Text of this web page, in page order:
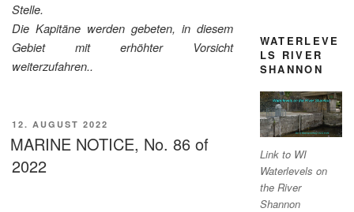
Stelle.
Die Kapitäne werden gebeten, in diesem
Gebiet mit erhöhter Vorsicht
weiterzufahren..
VERÖFFENTLICHT
AM
12. AUGUST 2022
MARINE NOTICE, No. 86 of
2022
WATERLEVE
LS RIVER
SHANNON
Link to WI
Waterlevels on
the River
Shannon